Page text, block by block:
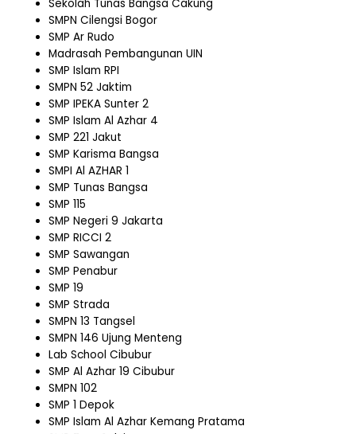
Sekolah Tunas Bangsa Cakung
SMPN Cilengsi Bogor
SMP Ar Rudo
Madrasah Pembangunan UIN
SMP Islam RPI
SMPN 52 Jaktim
SMP IPEKA Sunter 2
SMP Islam Al Azhar 4
SMP 221 Jakut
SMP Karisma Bangsa
SMPI Al AZHAR 1
SMP Tunas Bangsa
SMP 115
SMP Negeri 9 Jakarta
SMP RICCI 2
SMP Sawangan
SMP Penabur
SMP 19
SMP Strada
SMPN 13 Tangsel
SMPN 146 Ujung Menteng
Lab School Cibubur
SMP Al Azhar 19 Cibubur
SMPN 102
SMP 1 Depok
SMP Islam Al Azhar Kemang Pratama